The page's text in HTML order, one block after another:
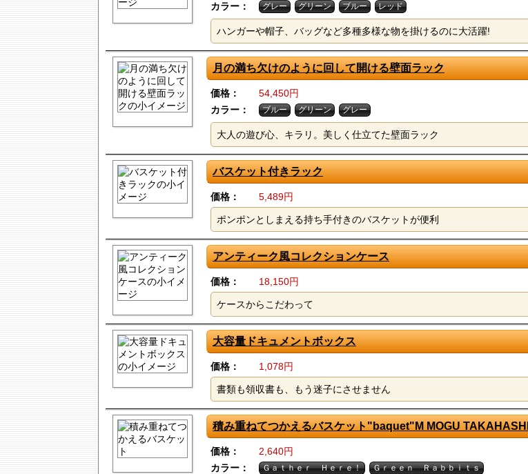
カラー：
グレー グリーン ブルー レッド
ハンガーや帽子、バッグなど多種多様な物を掛けるのに大活躍!
月の満ち欠けのように回して開ける壁面ラック
価格：
54,450円
カラー：
ブルー グリーン グレー
大人の遊び心、キラリ。美しく仕立てた壁面ラック
バスケット付きラック
価格： 5,489円
ポンポンとしまえる持ち手付きのバスケットが便利
アンティーク風コレクションケース
価格： 18,150円
ケースからこだわって
大容量ドキュメントボックス
価格： 1,078円
書類も領収書も、もう迷子にさせません
積み重ねてつかえるバスケット"baquet"M MOGU TAKAHASHI
価格：
2,640円
カラー：
Ｇａｔｈｅｒ Ｈｅｒｅ！
Ｇｒｅｅｎ Ｒａｂｂｉｔｓ